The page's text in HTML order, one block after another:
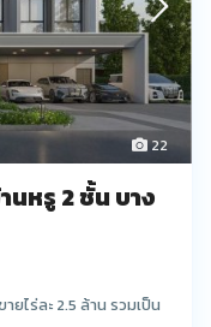
22
หรู 2 ชั้น บาง
ไร่ละ 2.5 ล้าน รวมเป็น